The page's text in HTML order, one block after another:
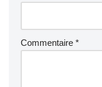
Commentaire *